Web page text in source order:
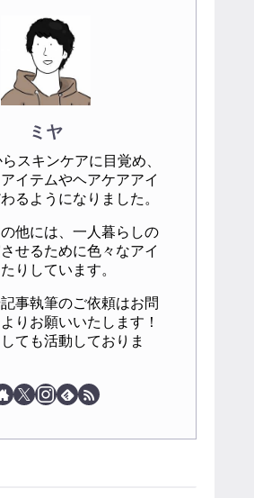
ミヤ
スキンケアに目覚め、
イテムやヘアケアアイ
るようになりました。
他には、一人暮らしの
せるために色々なアイ
りしています。
事執筆のご依頼はお問
りお願いいたします！
ても活動しておりま